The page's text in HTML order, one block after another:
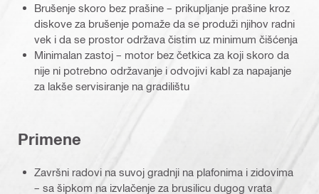
Brušenje skoro bez prašine – prikupljanje prašine kroz
diskove za brušenje pomaže da se produži njihov radni
vek i da se prostor održava čistim uz minimum čišćenja
Minimalan zastoj – motor bez četkica za koji skoro da
nije ni potrebno održavanje i odvojivi kabl za napajanje
za lakše servisiranje na gradilištu
Primene
Završni radovi na suvoj gradnji na plafonima i zidovima
– sa šipkom na izvlačenje za brusilicu dugog vrata